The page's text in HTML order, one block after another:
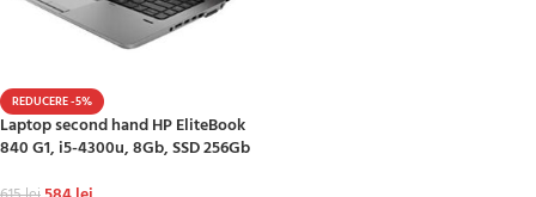
REDUCERE -5%
Laptop second hand HP EliteBook
840 G1, i5-4300u, 8Gb, SSD 256Gb